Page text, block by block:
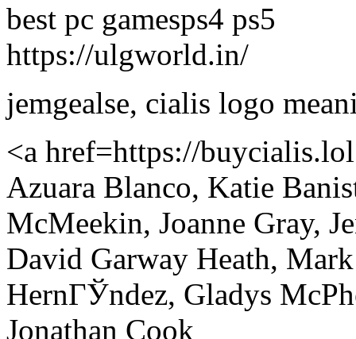
best pc gamesps4 ps5
https://ulgworld.in/
jemgealse, cialis logo
<a href=https://
Azuara Blanco, Katie
McMeekin, Joanne Gray,
David Garway Heath,
HernГЎndez, Gladys
Jonathan Cook